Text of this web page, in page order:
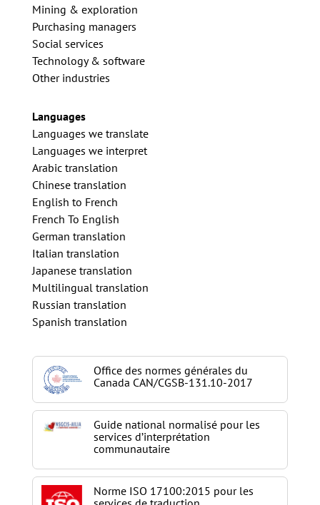
Mining & exploration
Purchasing managers
Social services
Technology & software
Other industries
Languages
Languages we translate
Languages we interpret
Arabic translation
Chinese translation
English to French
French To English
German translation
Italian translation
Japanese translation
Multilingual translation
Russian translation
Spanish translation
Office des normes générales du
Canada CAN/CGSB-131.10-2017
Guide national normalisé pour les
services d’interprétation
communautaire
Norme ISO 17100:2015 pour les